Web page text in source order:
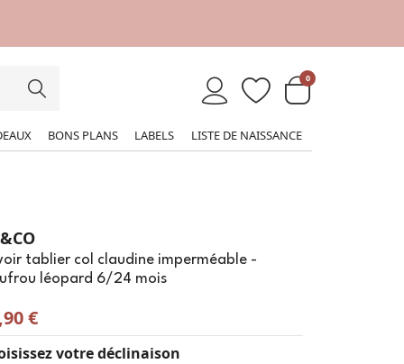
0
BONS PLANS LABELS LISTE DE NAISSANCE
tablier col claudine imperméable -
léopard 6/24 mois
€
votre déclinaison